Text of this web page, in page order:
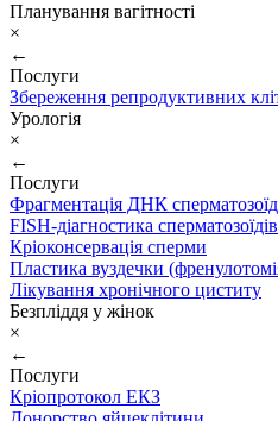
Планування вагітності
×
←
Послуги
Збереження репродуктивних
Урологія
×
←
Послуги
Фрагментація ДНК
FISH-діагностика сперматозоїдів
Кріоконсервація сперми
Пластика вуздечки
Лікування хронічного циститу
Безпліддя у жінок
×
←
Послуги
Кріопротокол ЕКЗ